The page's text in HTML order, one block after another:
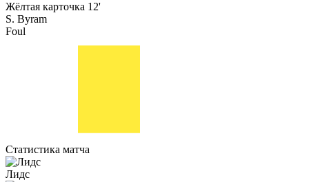
Жёлтая карточка 12'
S. Byram
Foul
Статистика матча
Лидс